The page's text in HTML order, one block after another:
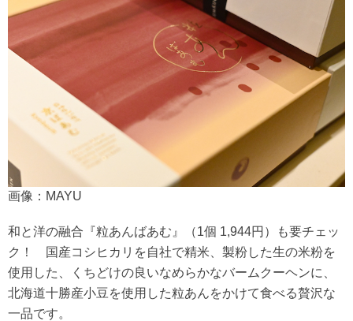
画像：MAYU
和と洋の融合『粒あんばあむ』（1個 1,944円）も要チェッ
ク！ 国産コシヒカリを自社で精米、製粉した生の米粉を
使用した、くちどけの良いなめらかなバームクーヘンに、
北海道十勝産小豆を使用した粒あんをかけて食べる贅沢な
一品です。